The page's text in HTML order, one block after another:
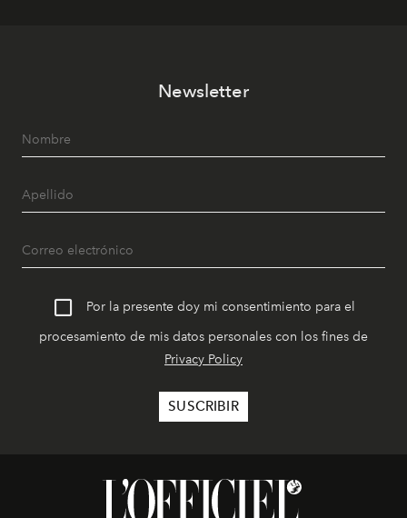
Newsletter
Por la presente doy mi consentimiento para el
procesamiento de mis datos personales con los fines de
Privacy Policy